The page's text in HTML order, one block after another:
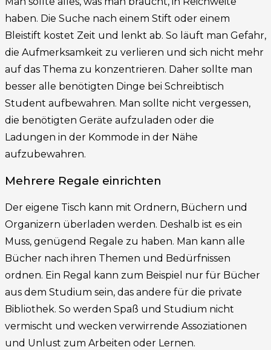
haben. Die Suche nach einem Stift oder einem
Bleistift kostet Zeit und lenkt ab. So läuft man Gefahr,
die Aufmerksamkeit zu verlieren und sich nicht mehr
auf das Thema zu konzentrieren. Daher sollte man
besser alle benötigten Dinge bei Schreibtisch
Student aufbewahren. Man sollte nicht vergessen,
die benötigten Geräte aufzuladen oder die
Ladungen in der Kommode in der Nähe
aufzubewahren.
Mehrere Regale einrichten
Der eigene Tisch kann mit Ordnern, Büchern und
Organizern überladen werden. Deshalb ist es ein
Muss, genügend Regale zu haben. Man kann alle
Bücher nach ihren Themen und Bedürfnissen
ordnen. Ein Regal kann zum Beispiel nur für Bücher
aus dem Studium sein, das andere für die private
Bibliothek. So werden Spaß und Studium nicht
vermischt und wecken verwirrende Assoziationen
und Unlust zum Arbeiten oder Lernen.